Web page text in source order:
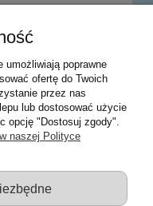
zabawek :: Zabawki
umożliwiają poprawne
ofertę do Twoich
przez nas
lub dostosować użycie
opcję "Dostosuj zgody".
naszej Polityce